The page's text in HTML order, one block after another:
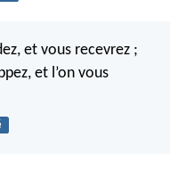
et vous recevrez ;
et l’on vous